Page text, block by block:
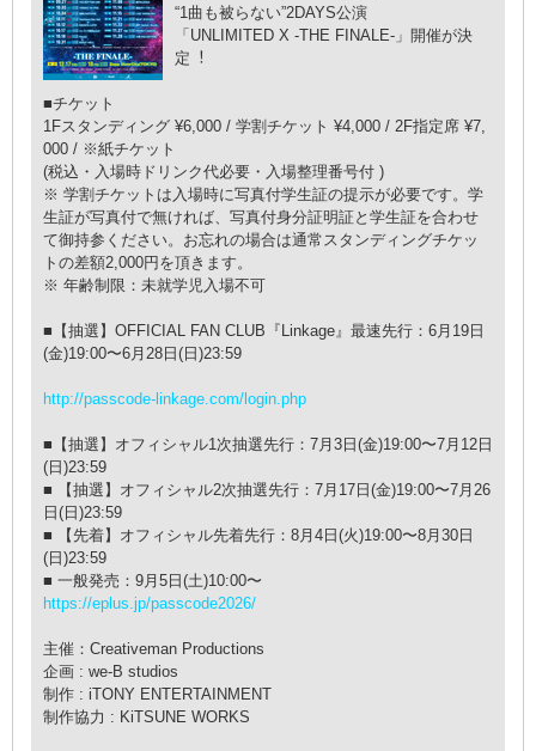
“1曲も被らない”2DAYS公演
「UNLIMITED X -THE FINALE-」開催が決
定︕
■チケット
1Fスタンディング ¥6,000 / 学割チケット ¥4,000 / 2F指定席 ¥7,
000 / ※紙チケット
(税込・⼊場時ドリンク代必要・⼊場整理番号付 )
※ 学割チケットは⼊場時に写真付学⽣証の提⽰が必要です。学
⽣証が写真付で無ければ、写真付⾝分証明証と学⽣証を合わせ
て御持参ください。お忘れの場合は通常スタンディングチケッ
トの差額2,000円を頂きます。
※ 年齢制限：未就学児⼊場不可
■【抽選】OFFICIAL FAN CLUB『Linkage』最速先⾏：6⽉19⽇
(⾦)19:00〜6⽉28⽇(⽇)23:59
http://passcode-linkage.com/login.php
■【抽選】オフィシャル1次抽選先⾏：7⽉3⽇(⾦)19:00〜7⽉12⽇
(⽇)23:59
■ 【抽選】オフィシャル2次抽選先⾏：7⽉17⽇(⾦)19:00〜7⽉26
⽇(⽇)23:59
■ 【先着】オフィシャル先着先⾏：8⽉4⽇(⽕)19:00〜8⽉30⽇
(⽇)23:59
■ ⼀般発売：9⽉5⽇(⼟)10:00〜
https://eplus.jp/passcode2026/
主催：Creativeman Productions
企画 : we-B studios
制作 : iTONY ENTERTAINMENT
制作協⼒ : KiTSUNE WORKS